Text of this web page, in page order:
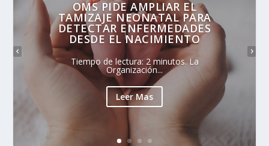
OMS PIDE AMPLIAR EL
TAMIZAJE NEONATAL PARA
DETECTAR ENFERMEDADES
DESDE EL NACIMIENTO
Tiempo de lectura: 2 minutos. La
Organización...
Leer Mas